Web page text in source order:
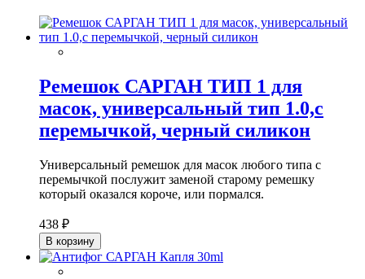
Ремешок САРГАН ТИП 1 для
масок, универсальный тип 1.0,с
перемычкой, черный силикон
Универсальный ремешок для масок любого типа с
перемычкой послужит заменой старому ремешку
который оказался короче, или пормался.
438 ₽
В корзину